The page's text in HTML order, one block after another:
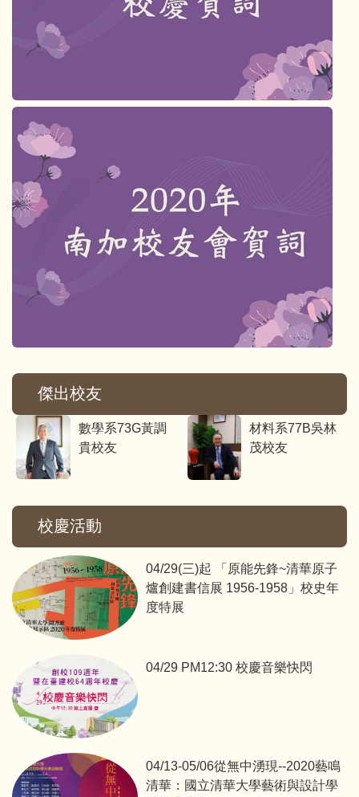
傑出校友
數學系73G黃調
貴校友
材料系77B吳林
茂校友
校慶活動
04/29(三)起 「原能先鋒~清華原子
爐創建書信展 1956-1958」校史年
度特展
04/29 PM12:30 校慶音樂快閃
04/13-05/06從無中湧現--2020藝鳴
清華：國立清華大學藝術與設計學